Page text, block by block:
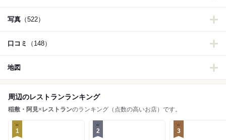
写真 （522）
口コミ （148）
地図
周辺のレストランランキング
稲敷・阿見× レストランのランキング（点数の高いお店）です。
1 2 3